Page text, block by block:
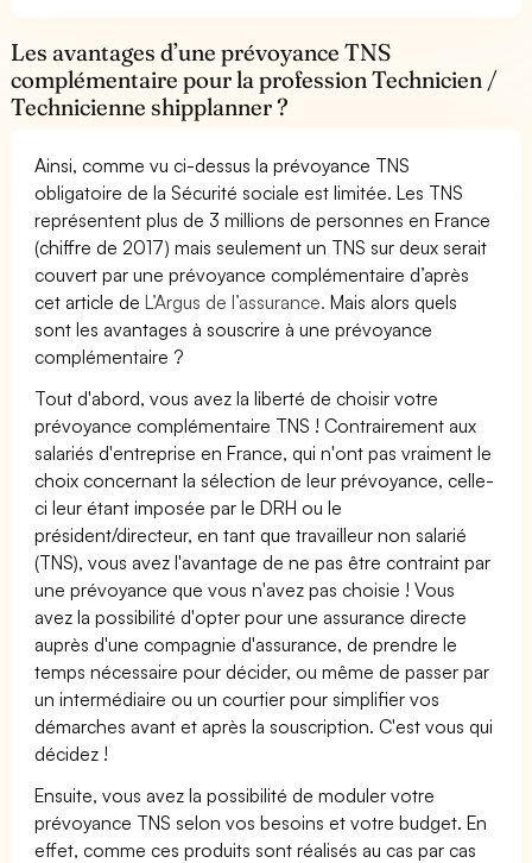
Les avantages d’une prévoyance TNS
complémentaire pour la profession Technicien /
Technicienne shipplanner ?
Ainsi, comme vu ci-dessus la prévoyance TNS
obligatoire de la Sécurité sociale est limitée. Les TNS
représentent plus de 3 millions de personnes en France
(chiffre de 2017) mais seulement un TNS sur deux serait
couvert par une prévoyance complémentaire d’après
cet article deL’Argus de l’assurance. Mais alors quels
sont les avantages à souscrire à une prévoyance
complémentaire ?
Tout d'abord, vous avez la liberté de choisir votre
prévoyance complémentaire TNS ! Contrairement aux
salariés d'entreprise en France, qui n'ont pas vraiment le
choix concernant la sélection de leur prévoyance, celle-
ci leur étant imposée par le DRH ou le
président/directeur, en tant que travailleur non salarié
(TNS), vous avez l'avantage de ne pas être contraint par
une prévoyance que vous n'avez pas choisie ! Vous
avez la possibilité d'opter pour une assurance directe
auprès d'une compagnie d'assurance, de prendre le
temps nécessaire pour décider, ou même de passer par
un intermédiaire ou un courtier pour simplifier vos
démarches avant et après la souscription. C'est vous qui
décidez !
Ensuite, vous avez la possibilité de moduler votre
prévoyance TNS selon vos besoins et votre budget. En
effet, comme ces produits sont réalisés au cas par cas